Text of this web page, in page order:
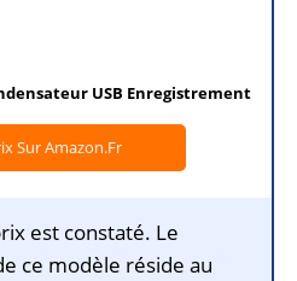
USB Enregistrement
Sur Amazon.fr
est constaté. Le
ce modèle réside au